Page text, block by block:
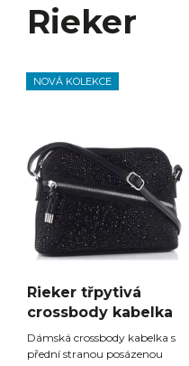
Rieker
NOVÁ KOLEKCE
Rieker třpytivá
crossbody kabelka
Dámská crossbody kabelka s
přední stranou posázenou